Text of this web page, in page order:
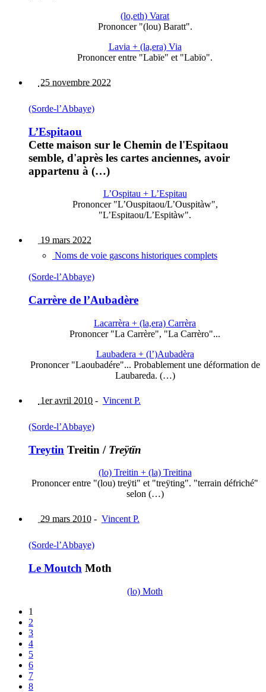
(lo,eth) Varat
Prononcer "(lou) Baratt".
Lavia + (la,era) Via
Prononcer entre "Labïe" et "Labïo".
25 novembre 2022
(Sorde-l’Abbaye)
L’Espitaou
Cette maison sur le Chemin de l'Espitaou
semble, d'après les cartes anciennes, avoir
appartenu à (…)
L’Ospitau + L’Espitau
Prononcer "L’Ouspitaou/L’Ouspitàw",
"L’Espitaou/L’Espitàw".
19 mars 2022
Noms de voie gascons historiques complets
(Sorde-l’Abbaye)
Carrère de l’Aubadère
Lacarrèra + (la,era) Carrèra
Prononcer "La Carrère", "La Carrèro"...
Laubadera + (l’)Aubadèra
Prononcer "Laoubadére"... Probablement une déformation de
Laubareda. (…)
1er avril 2010 - Vincent P.
(Sorde-l’Abbaye)
Treytin Treitin / Treÿtïn
(lo) Treitin + (la) Treitina
Prononcer entre "(lou) treÿti" et "treÿting". "terrain défriché"
selon (…)
29 mars 2010 - Vincent P.
(Sorde-l’Abbaye)
Le Moutch Moth
(lo) Moth
1
2
3
4
5
6
7
8